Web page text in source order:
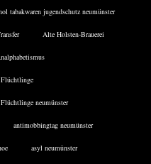
tabakwaren jugendschutz neumünster
Alte Holsten-Brauerei
neumünster
antimobbingtag neumünster
asyl neumünster